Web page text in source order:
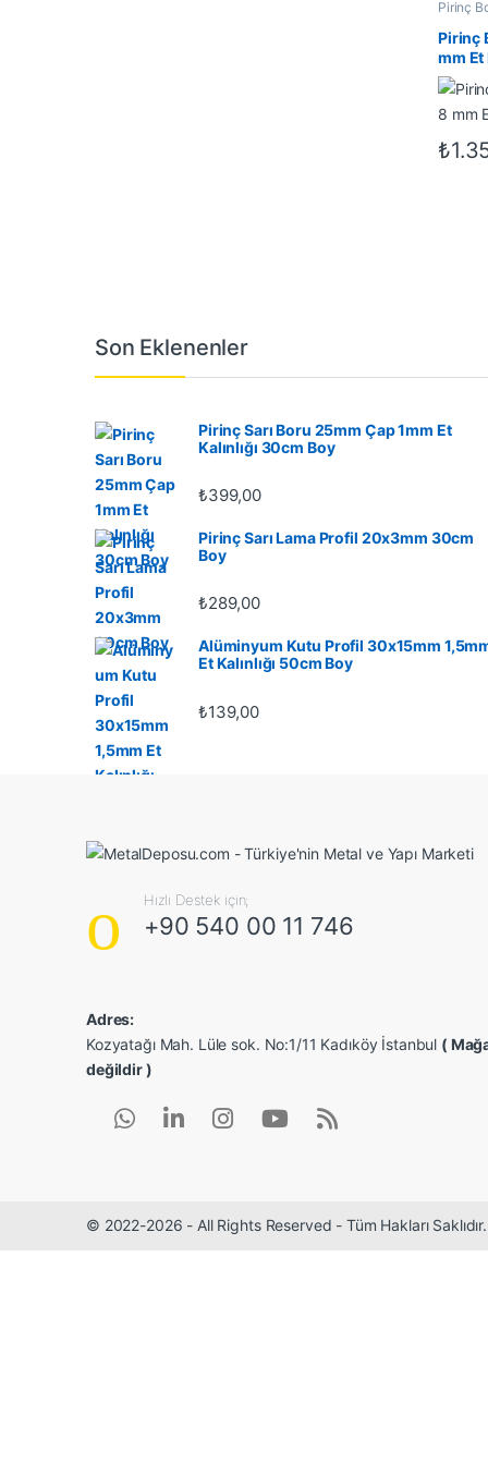
Pirinç
Pirinç
mm Et
₺
Son Eklenenler
Pirinç Sarı Boru 25mm Çap 1mm Et
Kalınlığı 30cm Boy
₺399,00
Pirinç Sarı Lama Profil 20x3mm 30cm
Boy
₺289,00
Alüminyum Kutu Profil 30x15mm
Et Kalınlığı 50cm Boy
₺139,00
Hızlı Destek için;
+90 540 00 11 746
Adres:
Kozyatağı Mah. Lüle sok. No:1/11 Kadıköy İstanbul (
değildir )
© 2022-2026 - All Rights Reserved - Tüm Hakları